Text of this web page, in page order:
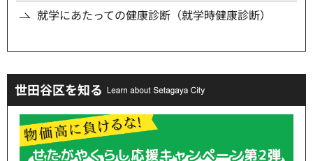
就学にあたっての健康診断（就学時健康診断）
世田谷区を知る